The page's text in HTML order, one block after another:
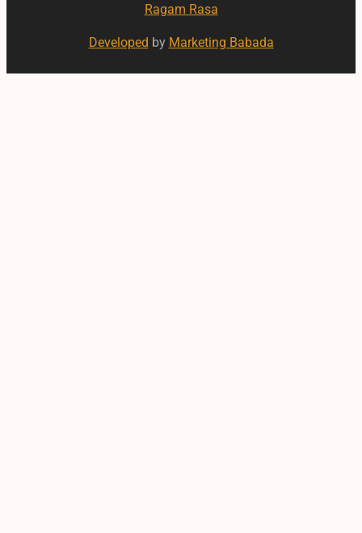
Ragam Rasa
Developed by Marketing Babada